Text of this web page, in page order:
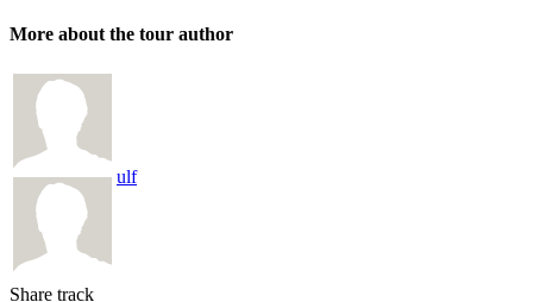
More about the tour author
ulf
Share track